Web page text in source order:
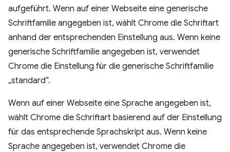
aufgeführt. Wenn auf einer Webseite eine generische
Schriftfamilie angegeben ist, wählt Chrome die Schriftart
anhand der entsprechenden Einstellung aus. Wenn keine
generische Schriftfamilie angegeben ist, verwendet
Chrome die Einstellung für die generische Schriftfamilie
„standard“.
Wenn auf einer Webseite eine Sprache angegeben ist,
wählt Chrome die Schriftart basierend auf der Einstellung
für das entsprechende Sprachskript aus. Wenn keine
Sprache angegeben ist, verwendet Chrome die